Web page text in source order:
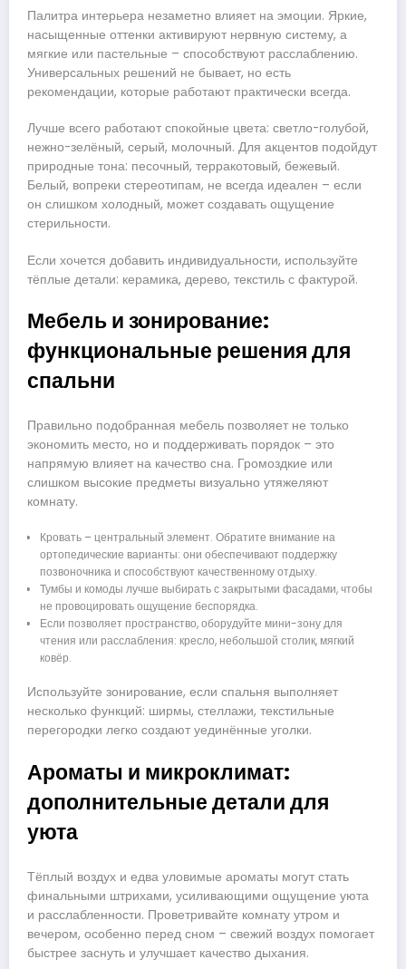
Палитра интерьера незаметно влияет на эмоции. Яркие,
насыщенные оттенки активируют нервную систему, а
мягкие или пастельные – способствуют расслаблению.
Универсальных решений не бывает, но есть
рекомендации, которые работают практически всегда.
Лучше всего работают спокойные цвета: светло-голубой,
нежно-зелёный, серый, молочный. Для акцентов подойдут
природные тона: песочный, терракотовый, бежевый.
Белый, вопреки стереотипам, не всегда идеален – если
он слишком холодный, может создавать ощущение
стерильности.
Если хочется добавить индивидуальности, используйте
тёплые детали: керамика, дерево, текстиль с фактурой.
Мебель и зонирование:
функциональные решения для
спальни
Правильно подобранная мебель позволяет не только
экономить место, но и поддерживать порядок – это
напрямую влияет на качество сна. Громоздкие или
слишком высокие предметы визуально утяжеляют
комнату.
Кровать – центральный элемент. Обратите внимание на
ортопедические варианты: они обеспечивают поддержку
позвоночника и способствуют качественному отдыху.
Тумбы и комоды лучше выбирать с закрытыми фасадами, чтобы
не провоцировать ощущение беспорядка.
Если позволяет пространство, оборудуйте мини-зону для
чтения или расслабления: кресло, небольшой столик, мягкий
ковёр.
Используйте зонирование, если спальня выполняет
несколько функций: ширмы, стеллажи, текстильные
перегородки легко создают уединённые уголки.
Ароматы и микроклимат:
дополнительные детали для
уюта
Тёплый воздух и едва уловимые ароматы могут стать
финальными штрихами, усиливающими ощущение уюта
и расслабленности. Проветривайте комнату утром и
вечером, особенно перед сном – свежий воздух помогает
быстрее заснуть и улучшает качество дыхания.